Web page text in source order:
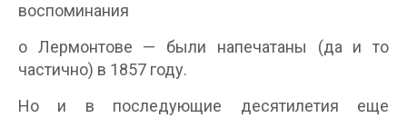
воспоминания
о Лермонтове — были напечатаны (да и то
частично) в 1857 году.
Но и в последующие десятилетия еще